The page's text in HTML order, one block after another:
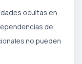
ocultas en
de
no pueden